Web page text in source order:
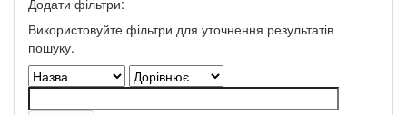
Додати фільтри:
Використовуйте фільтри для уточнення результатів
пошуку.